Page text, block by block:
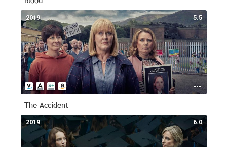
5.5
2019
The Accident
6.0
2019